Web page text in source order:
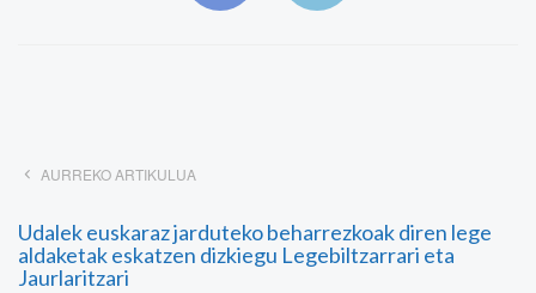
AURREKO ARTIKULUA
Udalek euskaraz jarduteko beharrezkoak diren lege
aldaketak eskatzen dizkiegu Legebiltzarrari eta
Jaurlaritzari